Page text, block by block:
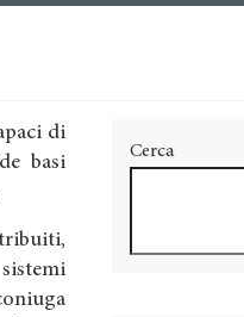
di
basi
Cerca